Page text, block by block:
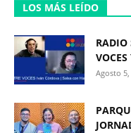
LOS MÁS LEÍDO
RADIO
Agosto 5,